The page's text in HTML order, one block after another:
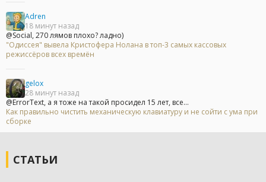
Adren
18 минут назад
@Social, 270 лямов плохо? ладно)
"Одиссея" вывела Кристофера Нолана в топ-3 самых кассовых
режиссёров всех времён
gelox
28 минут назад
@ErrorText, а я тоже на такой просидел 15 лет, все...
Как правильно чистить механическую клавиатуру и не сойти с ума при
сборке
СТАТЬИ